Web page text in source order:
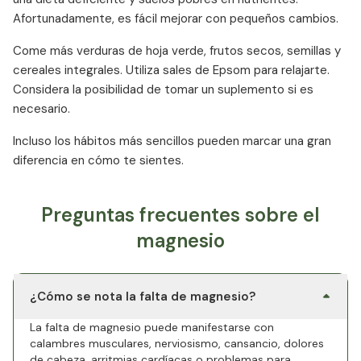
Afortunadamente, es fácil mejorar con pequeños cambios.
Come más verduras de hoja verde, frutos secos, semillas y
cereales integrales. Utiliza sales de Epsom para relajarte.
Considera la posibilidad de tomar un suplemento si es
necesario.
Incluso los hábitos más sencillos pueden marcar una gran
diferencia en cómo te sientes.
Preguntas frecuentes sobre el
magnesio
¿Cómo se nota la falta de magnesio?
La falta de magnesio puede manifestarse con
calambres musculares, nerviosismo, cansancio, dolores